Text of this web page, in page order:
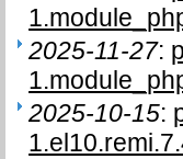
2025-11-27:
2025-10-15: